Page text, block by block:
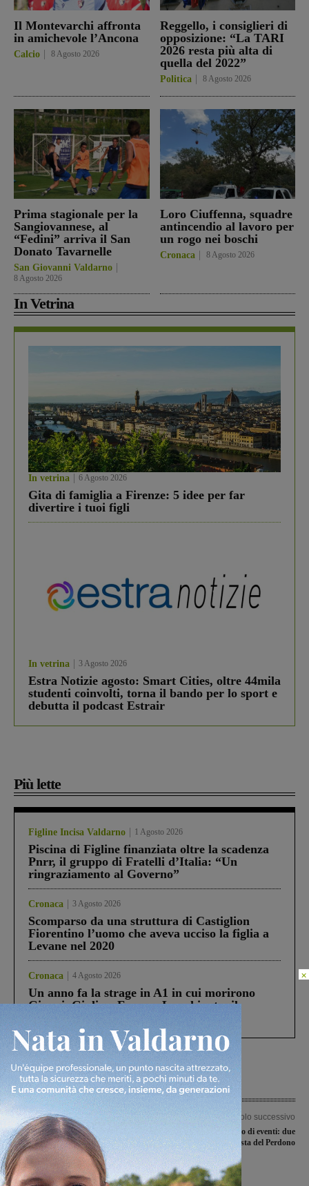
Il Montevarchi affronta
in amichevole l’Ancona
Calcio 8 Agosto 2026
Reggello, i consiglieri di
opposizione: “La TARI
2026 resta più alta di
quella del 2022”
Politica 8 Agosto 2026
Prima stagionale per la
Sangiovannese, al
“Fedini” arriva il San
Donato Tavarnelle
San Giovanni Valdarno
8 Agosto 2026
Loro Ciuffenna, squadre
antincendio al lavoro per
un rogo nei boschi
Cronaca 8 Agosto 2026
In Vetrina
In vetrina 6 Agosto 2026
Gita di famiglia a Firenze: 5 idee per far
divertire i tuoi figli
In vetrina 3 Agosto 2026
Estra Notizie agosto: Smart Cities, oltre 44mila
studenti coinvolti, torna il bando per lo sport e
debutta il podcast Estrair
Più lette
Figline Incisa Valdarno 1 Agosto 2026
Piscina di Figline finanziata oltre la scadenza
Pnrr, il gruppo di Fratelli d’Italia: “Un
ringraziamento al Governo”
Cronaca 3 Agosto 2026
Scomparso da una struttura di Castiglion
Fiorentino l’uomo che aveva ucciso la figlia a
Levane nel 2020
Cronaca 4 Agosto 2026
Un anno fa la strage in A1 in cui morirono
Gianni, Giulia e Franco. Lo schianto, il
Articolo precedente
Le valdarnesi di Prima e Seconda
categoria tutte insieme nei gironi E e L
Articolo successivo
Un weekend ricco di eventi: due
festival e la Festa del Perdono
×